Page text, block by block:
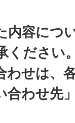
内容につ
ください
わせは、
合わせ先